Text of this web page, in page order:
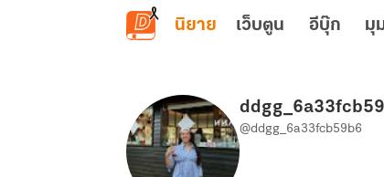
ข้ามไปยังเนื้อหาหลัก
นิยาย เว็บตูน อีบุ๊ก มุ
@ddgg_6a33fcb59b6